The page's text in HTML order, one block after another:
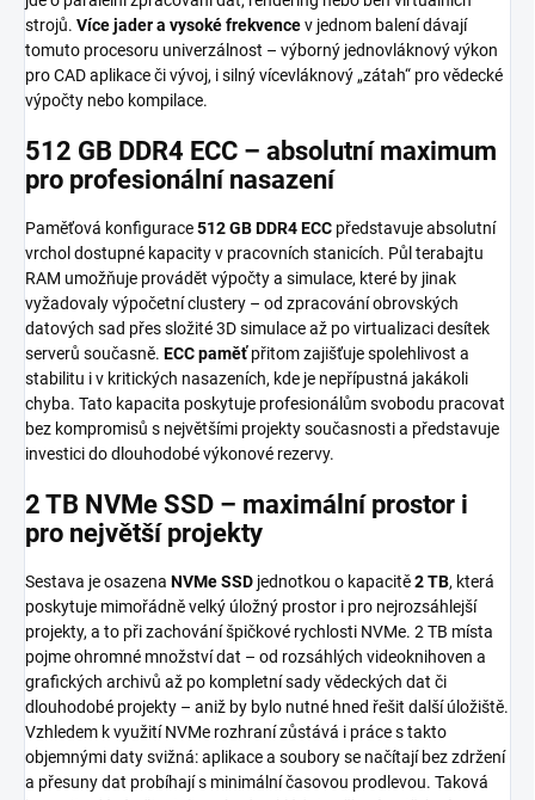
strojů. Více jader a vysoké frekvencev jednom balení dávají
tomuto procesoru univerzálnost – výborný jednovláknový výkon
pro CAD aplikace či vývoj, i silný vícevláknový „zátah“ pro vědecké
výpočty nebo kompilace.
512 GB DDR4 ECC – absolutní maximum
pro profesionální nasazení
Paměťová konfigurace512 GB DDR4 ECC představuje absolutní
vrchol dostupné kapacity v pracovních stanicích. Půl terabajtu
RAM umožňuje provádět výpočty a simulace, které by jinak
vyžadovaly výpočetní clustery – od zpracování obrovských
datových sad přes složité 3D simulace až po virtualizaci desítek
serverů současně. ECC paměťpřitom zajišťuje spolehlivost a
stabilitu i v kritických nasazeních, kde je nepřípustná jakákoli
chyba. Tato kapacita poskytuje profesionálům svobodu pracovat
bez kompromisů s největšími projekty současnosti a představuje
investici do dlouhodobé výkonové rezervy.
2 TB NVMe SSD – maximální prostor i
pro největší projekty
Sestava je osazena NVMe SSD jednotkou o kapacitě2 TB, která
poskytuje mimořádně velký úložný prostor i pro nejrozsáhlejší
projekty, a to při zachování špičkové rychlosti NVMe. 2 TB místa
pojme ohromné množství dat – od rozsáhlých videoknihoven a
grafických archivů až po kompletní sady vědeckých dat či
dlouhodobé projekty – aniž by bylo nutné hned řešit další úložiště.
Vzhledem k využití NVMe rozhraní zůstává i práce s takto
objemnými daty svižná: aplikace a soubory se načítají bez zdržení
a přesuny dat probíhají s minimální časovou prodlevou. Taková